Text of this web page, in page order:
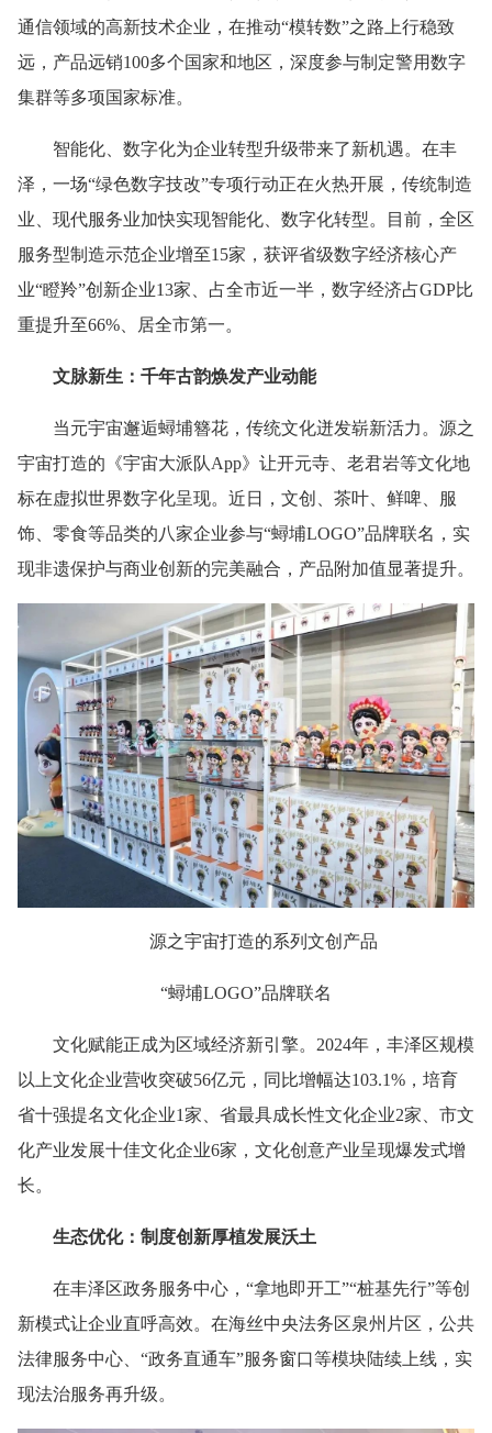
通信领域的高新技术企业，在推动“模转数”之路上行稳致
远，产品远销100多个国家和地区，深度参与制定警用数字
集群等多项国家标准。
智能化、数字化为企业转型升级带来了新机遇。在丰
泽，一场“绿色数字技改”专项行动正在火热开展，传统制造
业、现代服务业加快实现智能化、数字化转型。目前，全区
服务型制造示范企业增至15家，获评省级数字经济核心产
业“瞪羚”创新企业13家、占全市近一半，数字经济占GDP比
重提升至66%、居全市第一。
文脉新生：千年古韵焕发产业动能
当元宇宙邂逅蟳埔簪花，传统文化迸发崭新活力。源之
宇宙打造的《宇宙大派队App》让开元寺、老君岩等文化地
标在虚拟世界数字化呈现。近日，文创、茶叶、鲜啤、服
饰、零食等品类的八家企业参与“蟳埔LOGO”品牌联名，实
现非遗保护与商业创新的完美融合，产品附加值显著提升。
源之宇宙打造的系列文创产品
“蟳埔LOGO”品牌联名
文化赋能正成为区域经济新引擎。2024年，丰泽区规模
以上文化企业营收突破56亿元，同比增幅达103.1%，培育
省十强提名文化企业1家、省最具成长性文化企业2家、市文
化产业发展十佳文化企业6家，文化创意产业呈现爆发式增
长。
生态优化：制度创新厚植发展沃土
在丰泽区政务服务中心，“拿地即开工”“桩基先行”等创
新模式让企业直呼高效。在海丝中央法务区泉州片区，公共
法律服务中心、“政务直通车”服务窗口等模块陆续上线，实
现法治服务再升级。